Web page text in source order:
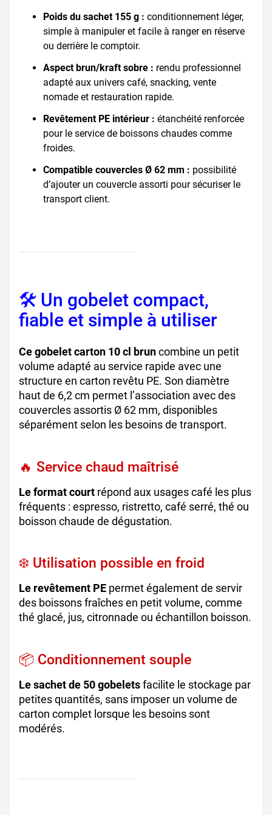
Poids du sachet 155 g : conditionnement léger,
simple à manipuler et facile à ranger en réserve
ou derrière le comptoir.
Aspect brun/kraft sobre : rendu professionnel
adapté aux univers café, snacking, vente
nomade et restauration rapide.
Revêtement PE intérieur : étanchéité renforcée
pour le service de boissons chaudes comme
froides.
Compatible couvercles Ø 62 mm : possibilité
d’ajouter un couvercle assorti pour sécuriser le
transport client.
🛠️ Un gobelet compact,
fiable et simple à utiliser
Ce gobelet carton 10 cl bruncombine un petit
volume adapté au service rapide avec une
structure en carton revêtu PE. Son diamètre
haut de 6,2 cm permet l’association avec des
couvercles assortis Ø 62 mm, disponibles
séparément selon les besoins de transport.
🔥 Service chaud maîtrisé
Le format court répond aux usages café les plus
fréquents : espresso, ristretto, café serré, thé ou
boisson chaude de dégustation.
❄️ Utilisation possible en froid
Le revêtement PE permet également de servir
des boissons fraîches en petit volume, comme
thé glacé, jus, citronnade ou échantillon boisson.
📦 Conditionnement souple
Le sachet de 50 gobeletsfacilite le stockage par
petites quantités, sans imposer un volume de
carton complet lorsque les besoins sont
modérés.